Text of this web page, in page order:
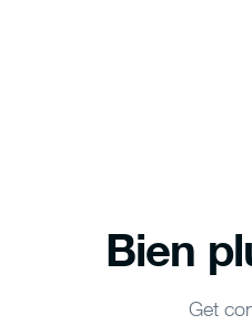
Bien
Get